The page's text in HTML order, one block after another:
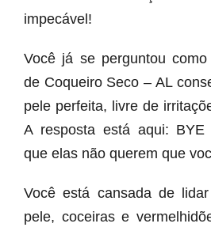
impecável!
Você já se perguntou
de Coqueiro Seco – AL
pele perfeita, livre de
A resposta está aqui:
que elas não querem que
Você está cansada de
pele, coceiras e